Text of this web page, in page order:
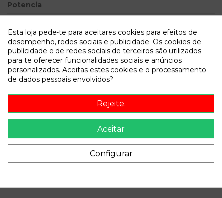
Potencia
Ref.Equivalencia
Modelo
S40 BERLINA 1.9 Diesel |
0.95 - ...
2022-04-06
Recambio de alternador para volvo s40 berlina 1.9 diesel |
0.95 - ... 1.9 diesel | 0.95 - ... referencia OEM IAM A13VI254
Esta loja pede-te para aceitares cookies para efeitos de
desempenho, redes sociais e publicidade. Os cookies de
publicidade e de redes sociais de terceiros são utilizados
para te oferecer funcionalidades sociais e anúncios
personalizados. Aceitas estes cookies e o processamento
de dados pessoais envolvidos?
Rejeite.
Aceitar
Configurar